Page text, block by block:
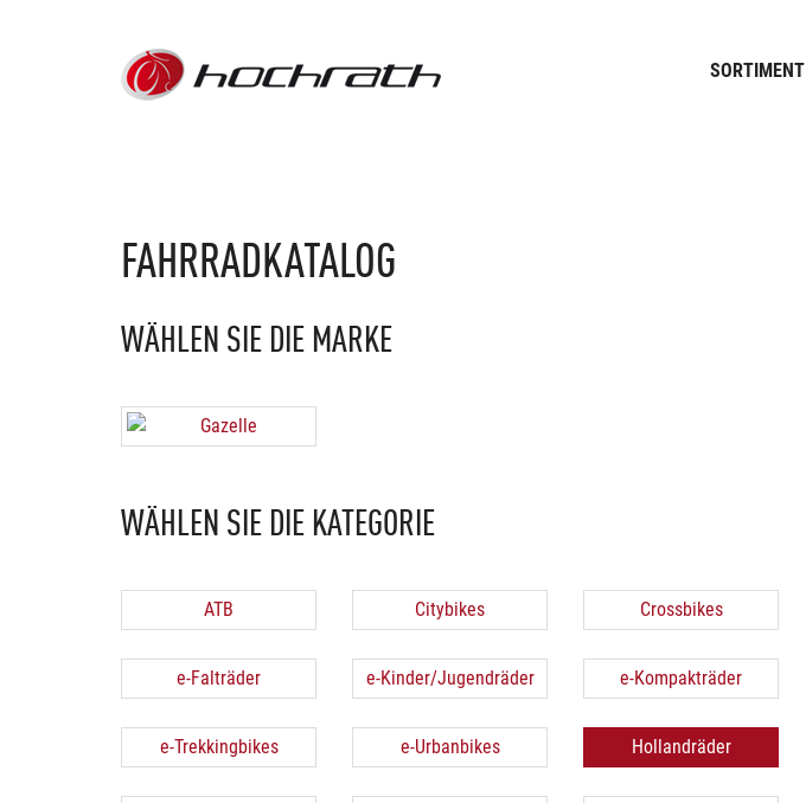
SORTIMENT
FAHRRADKATALOG
WÄHLEN SIE DIE MARKE
WÄHLEN SIE DIE KATEGORIE
ATB Citybikes Crossbikes
e-Falträder e-Kinder/Jugendräder e-Kompakträder
e-Trekkingbikes e-Urbanbikes Hollandräder